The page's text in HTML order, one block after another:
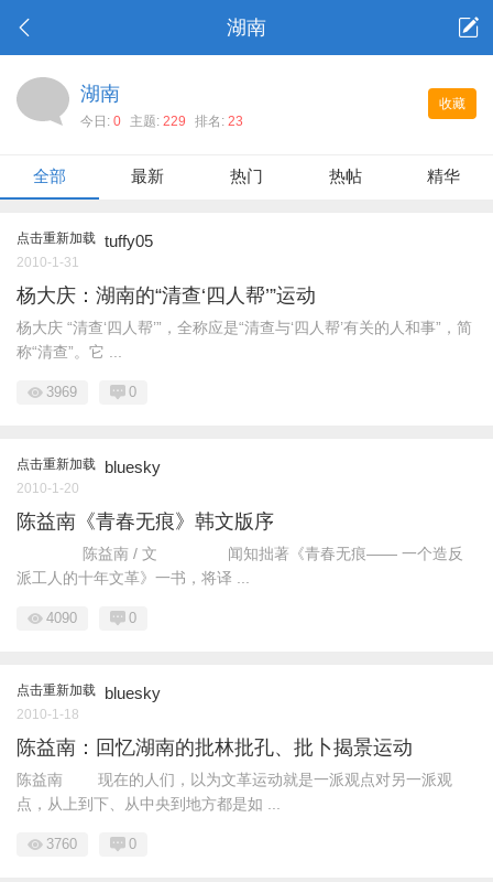
湖南
收藏
湖南
今日: 0 主题: 229 排名: 23
全部 最新 热门 热帖 精华
点击重新加载 tuffy05
2010-1-31
杨大庆：湖南的“清查‘四人帮’”运动
杨大庆 “清查‘四人帮’”，全称应是“清查与‘四人帮’有关的人和事”，简
称“清查”。它 ...
3969 0
点击重新加载 bluesky
2010-1-20
陈益南《青春无痕》韩文版序
陈益南 / 文 闻知拙著《青春无痕—— 一个造反
派工人的十年文革》一书，将译 ...
4090 0
点击重新加载 bluesky
2010-1-18
陈益南：回忆湖南的批林批孔、批卜揭景运动
陈益南 现在的人们，以为文革运动就是一派观点对另一派观
点，从上到下、从中央到地方都是如 ...
3760 0